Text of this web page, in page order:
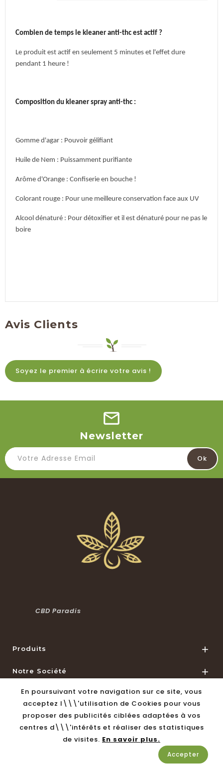
Combien de temps le kleaner anti-thc est actif ?
Le produit est actif en seulement 5 minutes et l'effet dure
pendant 1 heure !
Composition du kleaner spray anti-thc :
Gomme d'agar : Pouvoir gélifiant
Huile de Nem : Puissamment purifiante
Arôme d'Orange : Confiserie en bouche !
Colorant rouge : Pour une meilleure conservation face aux UV
Alcool dénaturé : Pour détoxifier et il est dénaturé pour ne pas le
boire
Avis Clients
Soyez le premier à écrire votre avis !
Newsletter
CBD Paradis
Produits 
Notre Société 
Informations De Magasin 
© 2026 - Logiciel de commerce électronique par
cbdparadis.fr
En poursuivant votre navigation sur ce site, vous
acceptez l\\\'utilisation de Cookies pour vous
proposer des publicités ciblées adaptées à vos
centres d\\\'intérêts et réaliser des statistiques
de visites. En savoir plus.
Accepter